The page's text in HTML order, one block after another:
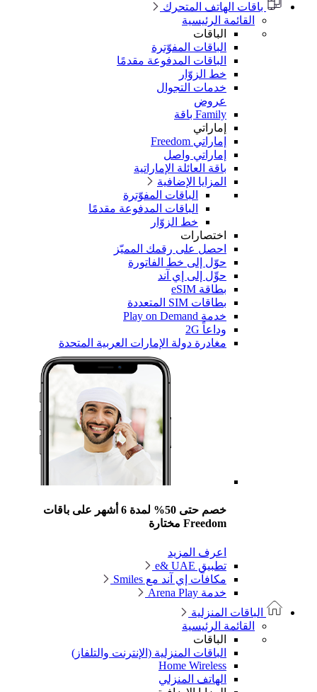
باقات الهاتف المتحرك
القائمة الرئيسية
الباقات
الباقات المفوّترة
الباقات المدفوعة مقدمًا
خط الزوّار
خدمات التجوال
إماراتي
إماراتي Freedom
إماراتي واصل
باقة العائلة الإماراتية
المزايا الإضافية
الباقات المفوّترة
الباقات المدفوعة مقدمًا
خط الزوّار
اختصارات
احصل على رقمك المميّز
حوّل إلى خط الفاتورة
حوِّل إلى إي آند
بطاقات SIM المتعددة
مغادرة دولة الإمارات العربية المتحدة
خصم حتى 50% لمدة 6 أشهر على باقات
Freedom مختارة
اعرف المزيد
مكافآت إي آند مع Smiles
الباقات المنزلية
القائمة الرئيسية
الباقات
الباقات المنزلية (الإنترنت والتلفاز)
Home Wireless
الهاتف المنزلي